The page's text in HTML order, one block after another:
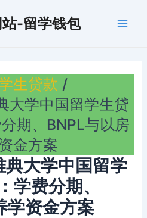
-留学钱包
生贷款
大学中国留学生贷
期、BNPL与以房
金方案
大学中国留学
学费分期、
学资金方案